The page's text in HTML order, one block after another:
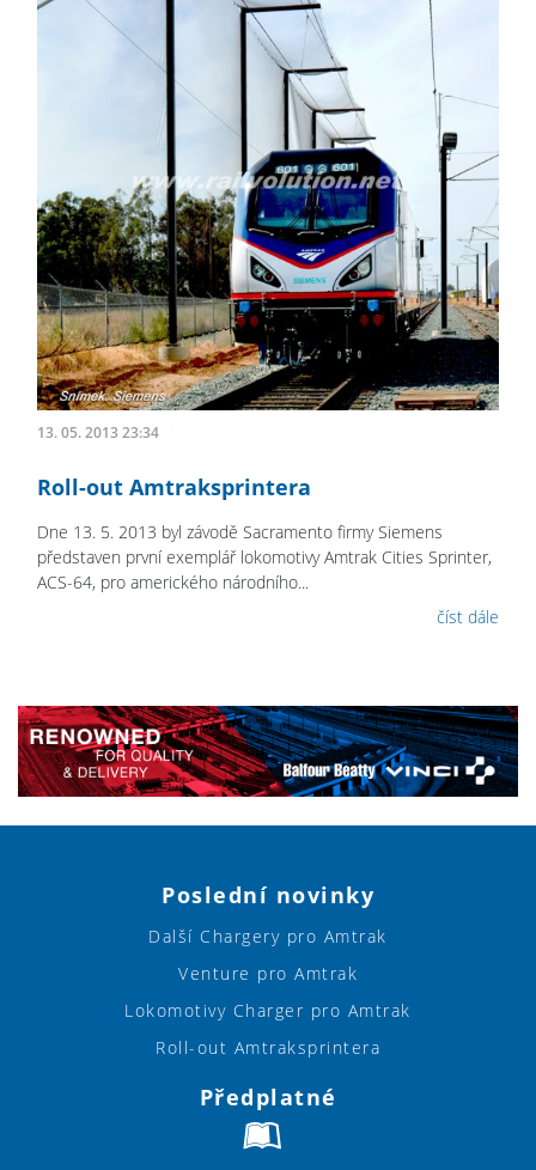
13. 05. 2013 23:34
Roll-out Amtraksprintera
Dne 13. 5. 2013 byl závodě Sacramento firmy Siemens
představen první exemplář lokomotivy Amtrak Cities Sprinter,
ACS-64, pro amerického národního...
číst dále
Poslední novinky
Další Chargery pro Amtrak
Venture pro Amtrak
Lokomotivy Charger pro Amtrak
Roll-out Amtraksprintera
Předplatné